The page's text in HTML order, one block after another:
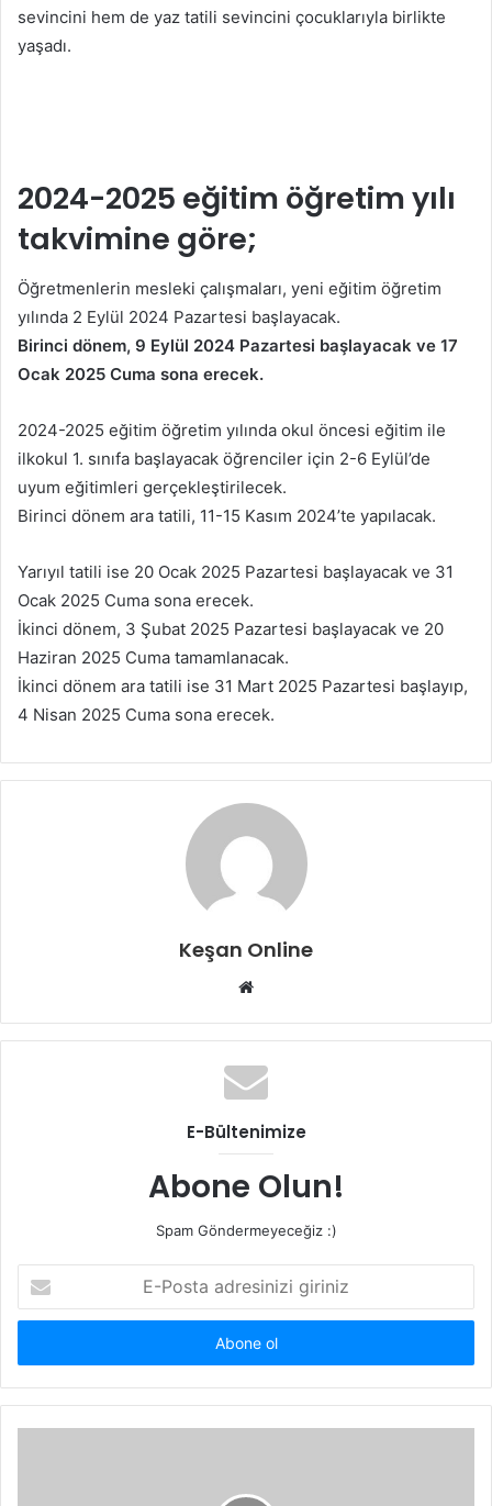
sevincini hem de yaz tatili sevincini çocuklarıyla birlikte
yaşadı.
2024-2025 eğitim öğretim yılı
takvimine göre;
Öğretmenlerin mesleki çalışmaları, yeni eğitim öğretim
yılında 2 Eylül 2024 Pazartesi başlayacak.
Birinci dönem, 9 Eylül 2024 Pazartesi başlayacak ve 17
Ocak 2025 Cuma sona erecek.
2024-2025 eğitim öğretim yılında okul öncesi eğitim ile
ilkokul 1. sınıfa başlayacak öğrenciler için 2-6 Eylül’de
uyum eğitimleri gerçekleştirilecek.
Birinci dönem ara tatili, 11-15 Kasım 2024’te yapılacak.
Yarıyıl tatili ise 20 Ocak 2025 Pazartesi başlayacak ve 31
Ocak 2025 Cuma sona erecek.
İkinci dönem, 3 Şubat 2025 Pazartesi başlayacak ve 20
Haziran 2025 Cuma tamamlanacak.
İkinci dönem ara tatili ise 31 Mart 2025 Pazartesi başlayıp,
4 Nisan 2025 Cuma sona erecek.
Keşan Online
Web
E-Bültenimize
Abone Olun!
Spam Göndermeyeceğiz :)
Posta
adresinizi